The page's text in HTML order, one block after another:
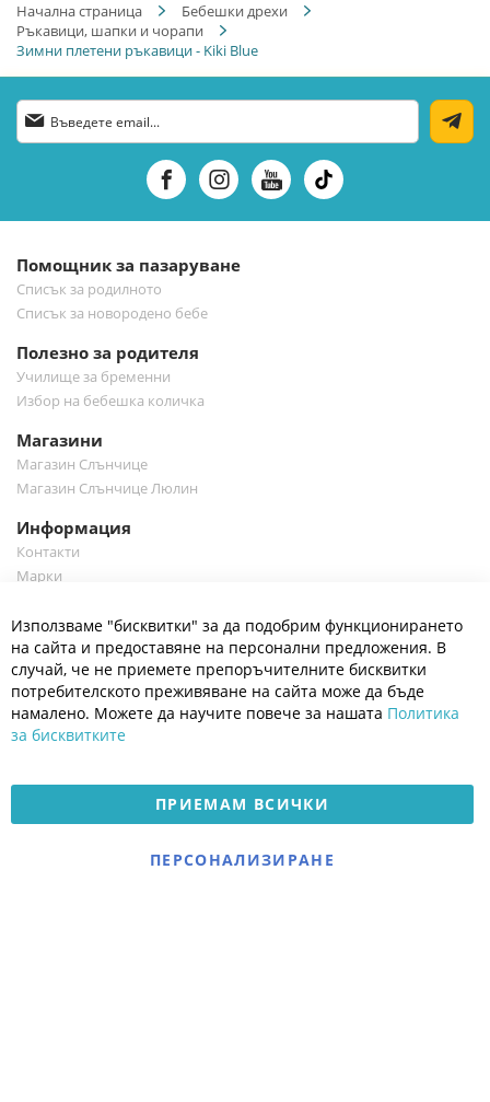
Начална страница
Бебешки дрехи
Ръкавици, шапки и чорапи
Зимни плетени ръкавици - Kiki Blue
Абонирай
се
бюлетин:
Помощник за пазаруване
Списък за родилното
Списък за новородено бебе
Полезно за родителя
Училище за бременни
Избор на бебешка количка
Магазини
Магазин Слънчице
Магазин Слънчице Люлин
Информация
Контакти
Марки
Полезно
Общи условия
Политика за поверителност
Платформа за OPC
Доставка и плащане
Електронен магазин
разработен и поддържан
Използваме "бисквитки" за да подобрим функционирането
на сайта и предоставяне на персонални предложения. В
случай, че не приемете препоръчителните бисквитки
потребителското преживяване на сайта може да бъде
намалено. Можете да научите повече за нашата Политика
за бисквитките
ПРИЕМАМ ВСИЧКИ
ПЕРСОНАЛИЗИРАНЕ